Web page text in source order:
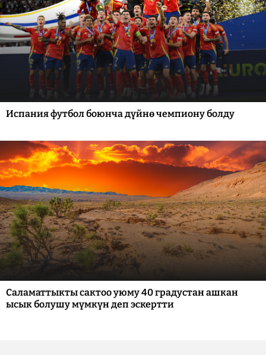
Испания футбол боюнча дүйнө чемпиону болду
Саламаттыкты сактоо уюму 40 градустан ашкан
ысык болушу мүмкүн деп эскертти